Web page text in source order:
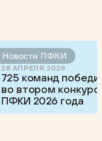
Новости ПФКИ
28 АПРЕЛЯ 2026
725 команд
во втором
ПФКИ 2026 года